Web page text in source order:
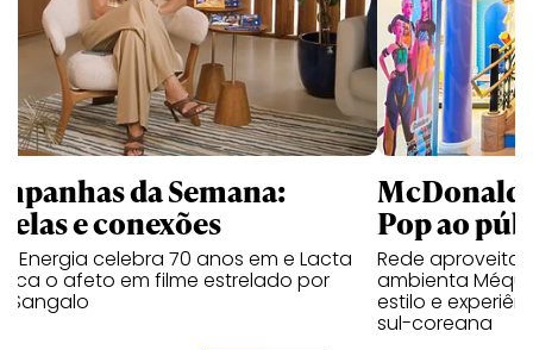
da Semana:
e conexões
Energia celebra 70 anos em e Lacta
o afeto em filme estrelado por
Sangalo
Pop ao
Rede aproveita
ambienta Méqui
estilo e
sul-coreana